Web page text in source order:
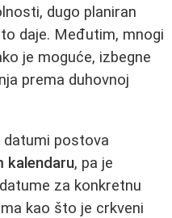
dugo planiran
daje. Međutim, mnogi
je moguće, izbegne
prema duhovnoj
datumi postova
kalendaru, pa je
za konkretnu
kao što je crkveni